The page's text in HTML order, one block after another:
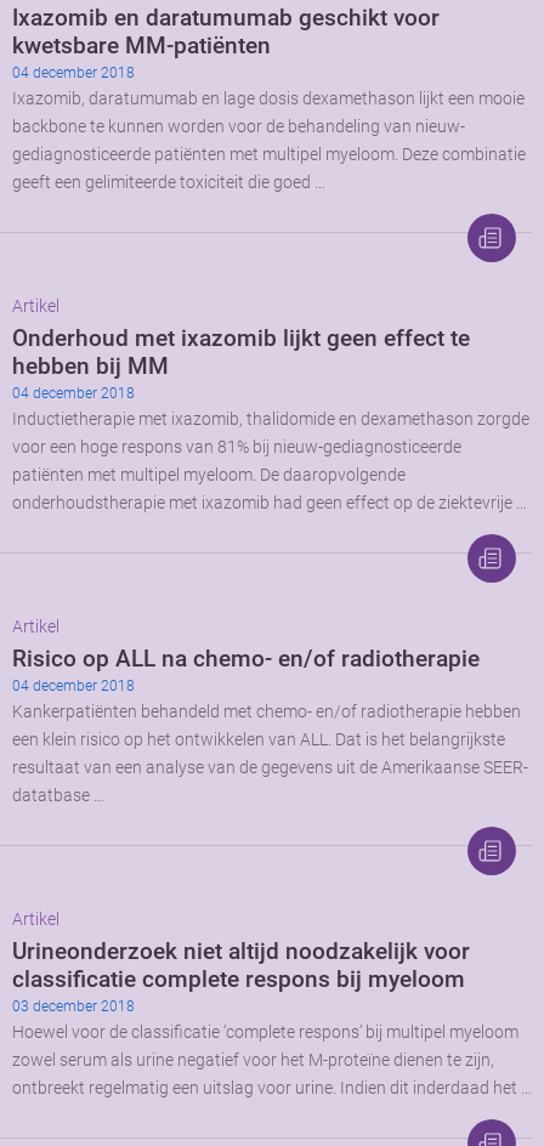
Ixazomib en daratumumab geschikt voor
kwetsbare MM-patiënten
04 december 2018
Ixazomib, daratumumab en lage dosis dexamethason lijkt een mooie
backbone te kunnen worden voor de behandeling van nieuw-
gediagnosticeerde patiënten met multipel myeloom. Deze combinatie
geeft een gelimiteerde toxiciteit die goed …
Artikel
Onderhoud met ixazomib lijkt geen effect te
hebben bij MM
04 december 2018
Inductietherapie met ixazomib, thalidomide en dexamethason zorgde
voor een hoge respons van 81% bij nieuw-gediagnosticeerde
patiënten met multipel myeloom. De daaropvolgende
onderhoudstherapie met ixazomib had geen effect op de ziektevrije …
Artikel
Risico op ALL na chemo- en/of radiotherapie
04 december 2018
Kankerpatiënten behandeld met chemo- en/of radiotherapie hebben
een klein risico op het ontwikkelen van ALL. Dat is het belangrijkste
resultaat van een analyse van de gegevens uit de Amerikaanse SEER-
datatbase …
Artikel
Urineonderzoek niet altijd noodzakelijk voor
classificatie complete respons bij myeloom
03 december 2018
Hoewel voor de classificatie ‘complete respons’ bij multipel myeloom
zowel serum als urine negatief voor het M-proteïne dienen te zijn,
ontbreekt regelmatig een uitslag voor urine. Indien dit inderdaad het …